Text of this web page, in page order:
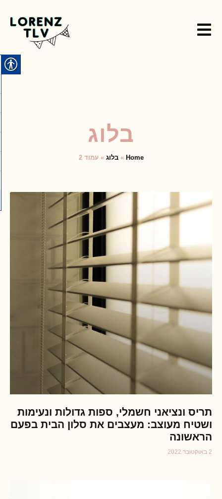
בלוג
Home
»בלוג »עמוד 2
תריס ונציאני חשמלי, ספות גדולות ונעימות
ושטיח מעוצב: מעצבים את סלון הבית בפעם
הראשונה
2 באוקטובר 2022